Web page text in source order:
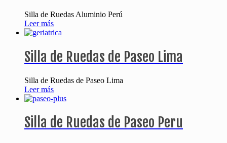
Silla de Ruedas Aluminio Perú
Leer más
Silla de Ruedas de Paseo Lima
Silla de Ruedas de Paseo Lima
Leer más
Silla de Ruedas de Paseo Peru